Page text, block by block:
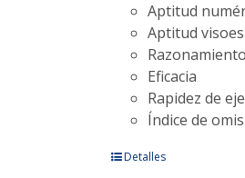
Aptitud
Aptitud
Razonamiento
Eficacia
Rapidez de
Índice de
EsteDetalles